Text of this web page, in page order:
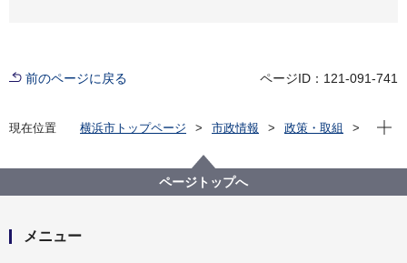
前のページに戻る ページID：121-091-741
現在位置 横浜市トップページ 市政情報
政策・取組
現在
ページトップへ
メニュー